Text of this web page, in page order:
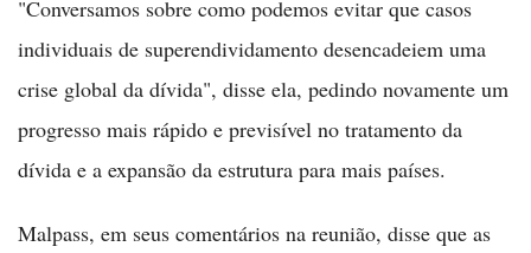
"Conversamos sobre como podemos evitar que casos
individuais de superendividamento desencadeiem uma
crise global da dívida", disse ela, pedindo novamente um
progresso mais rápido e previsível no tratamento da
dívida e a expansão da estrutura para mais países.
Malpass, em seus comentários na reunião, disse que as